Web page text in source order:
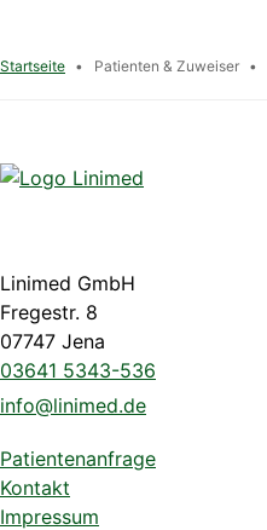
Startseite • Patienten & Zuweiser •
Linimed GmbH
Fregestr. 8
07747 Jena
03641 5343-536
info@linimed.de
Patientenanfrage
Kontakt
Impressum